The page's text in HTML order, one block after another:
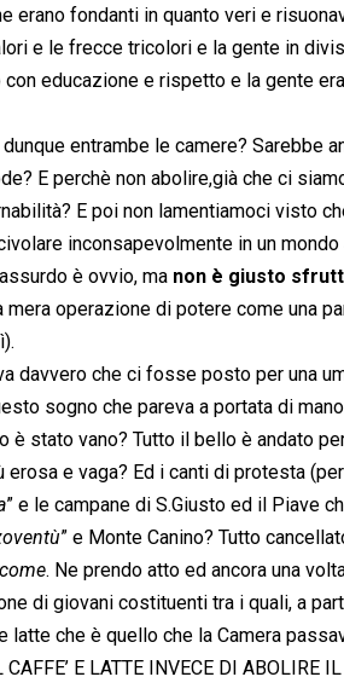
erano fondanti in quanto veri e
e le frecce tricolori e la gente in
educazione e rispetto e la gente
entrambe le camere? Sarebbe
E perchè non abolire,già che ci
E poi non lamentiamoci visto
inconsapevolmente in un mondo
è ovvio, ma non è giusto
operazione di potere come una
davvero che ci fosse posto per una
sogno che pareva a portata di
stato vano? Tutto il bello è andato
e vaga? Ed i canti di protesta
” e le campane di S.Giusto ed il Piave
” e Monte Canino? Tutto
. Ne prendo atto ed ancora una
di giovani costituenti tra i quali, a
che è quello che la Camera
E LATTE INVECE DI ABOLIRE IL